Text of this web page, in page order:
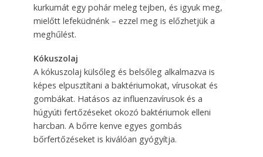
kurkumát egy pohár meleg tejben, és igyuk meg,
mielőtt lefeküdnénk – ezzel meg is előzhetjük a
meghűlést.
Kókuszolaj
A kókuszolaj külsőleg és belsőleg alkalmazva is
képes elpusztítani a baktériumokat, vírusokat és
gombákat. Hatásos az influenzavírusok és a
húgyúti fertőzéseket okozó baktériumok elleni
harcban. A bőrre kenve egyes gombás
bőrfertőzéseket is kiválóan gyógyítja.